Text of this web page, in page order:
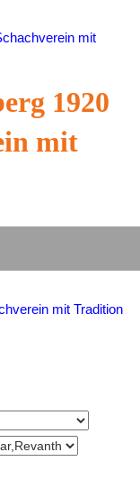
1920
mit